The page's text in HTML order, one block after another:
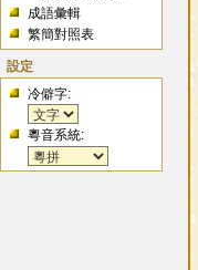
成語彙輯
繁簡對照表
設定
冷僻字:
粵音系統: